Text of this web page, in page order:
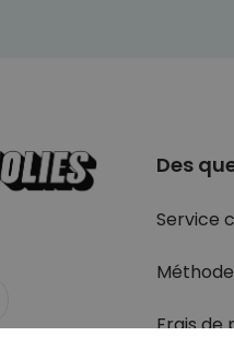
Des
Service
Frais de